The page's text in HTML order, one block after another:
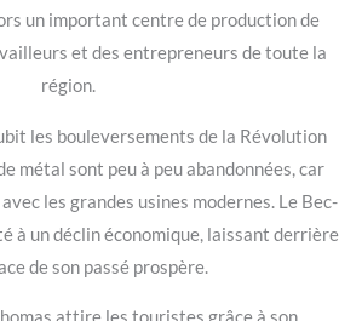
un important centre de production de
et des entrepreneurs de toute la
région.
les bouleversements de la Révolution
métal sont peu à peu abandonnées, car
les grandes usines modernes. Le Bec-
à un déclin économique, laissant derrière
de son passé prospère.